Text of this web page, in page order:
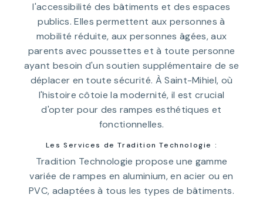
l'accessibilité des bâtiments et des espaces
publics. Elles permettent aux personnes à
mobilité réduite, aux personnes âgées, aux
parents avec poussettes et à toute personne
ayant besoin d'un soutien supplémentaire de se
déplacer en toute sécurité. À Saint-Mihiel, où
l'histoire côtoie la modernité, il est crucial
d'opter pour des rampes esthétiques et
fonctionnelles.
Les Services de Tradition Technologie :
Tradition Technologie propose une gamme
variée de rampes en aluminium, en acier ou en
PVC, adaptées à tous les types de bâtiments.